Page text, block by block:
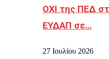
ΟΧΙ της ΠΕΔ
ΕΥΔΑΠ σε…
27 Ιουλίου 2026